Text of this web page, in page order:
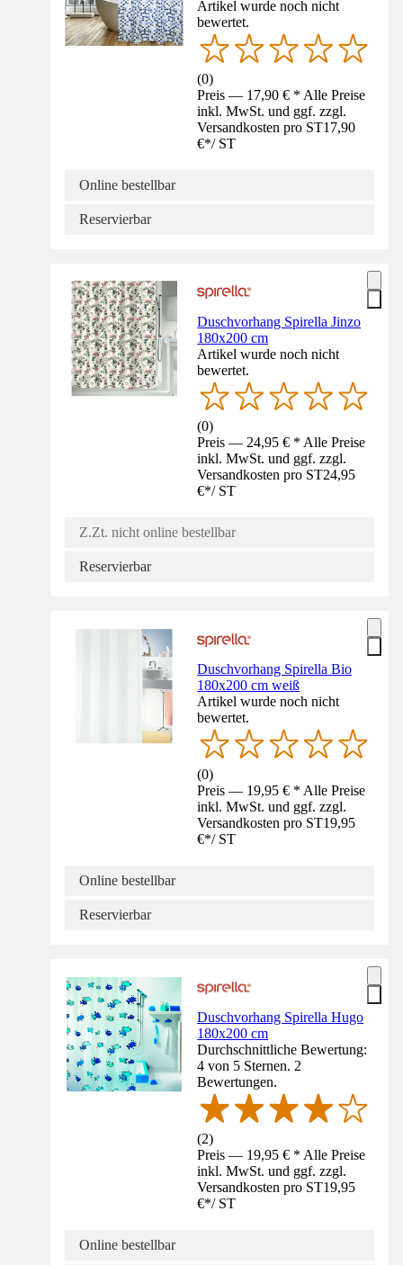
Artikel wurde noch nicht
bewertet.
(0)
Preis — 17,90 € * Alle Preise
inkl. MwSt. und ggf. zzgl.
Versandkosten pro ST17,90
€*/ ST
Online bestellbar
Reservierbar
Duschvorhang Spirella Jinzo
180x200 cm
Artikel wurde noch nicht
bewertet.
(0)
Preis — 24,95 € * Alle Preise
inkl. MwSt. und ggf. zzgl.
Versandkosten pro ST24,95
€*/ ST
Z.Zt. nicht online bestellbar
Reservierbar
Duschvorhang Spirella Bio
180x200 cm weiß
Artikel wurde noch nicht
bewertet.
(0)
Preis — 19,95 € * Alle Preise
inkl. MwSt. und ggf. zzgl.
Versandkosten pro ST19,95
€*/ ST
Online bestellbar
Reservierbar
Duschvorhang Spirella Hugo
180x200 cm
Durchschnittliche Bewertung:
4 von 5 Sternen. 2
Bewertungen.
(2)
Preis — 19,95 € * Alle Preise
inkl. MwSt. und ggf. zzgl.
Versandkosten pro ST19,95
€*/ ST
Online bestellbar